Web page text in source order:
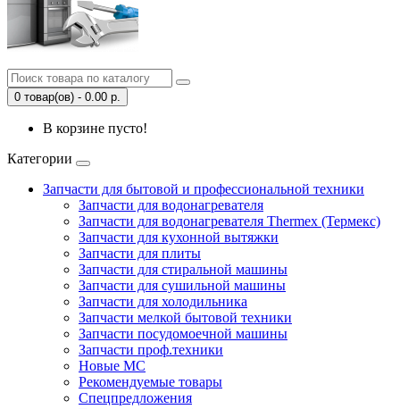
0 товар(ов) - 0.00 р.
В корзине пусто!
Категории
Запчасти для бытовой и профессиональной техники
Запчасти для водонагревателя
Запчасти для водонагревателя Thermex (Термекс)
Запчасти для кухонной вытяжки
Запчасти для плиты
Запчасти для стиральной машины
Запчасти для сушильной машины
Запчасти для холодильника
Запчасти мелкой бытовой техники
Запчасти посудомоечной машины
Запчасти проф.техники
Новые МС
Рекомендуемые товары
Спецпредложения